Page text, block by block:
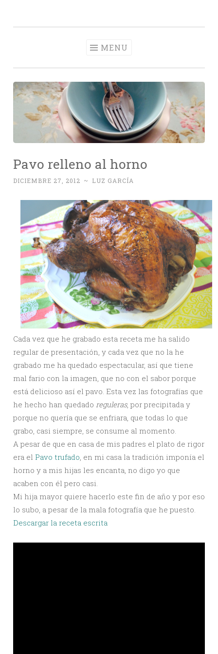
MENU
Pavo relleno al horno
DICIEMBRE 27, 2012 ~ LUZ GARCÍA
Cada vez que he grabado esta receta me ha salido
regular de presentación, y cada vez que no la he
grabado me ha quedado espectacular, así que tiene
mal fario con la imagen, que no con el sabor porque
está delicioso así el pavo. Esta vez las fotografías que
he hecho han quedado reguleras, por precipitada y
porque no quería que se enfriara, que todas lo que
grabo, casi siempre, se consume al momento.
A pesar de que en casa de mis padres el plato de rigor
era el Pavo trufado , en mi casa la tradición imponía el
horno y a mis hijas les encanta, no digo yo que
acaben con él pero casi.
Mi hija mayor quiere hacerlo este fin de año y por eso
lo subo, a pesar de la mala fotografía que he puesto.
Descargar la receta escrita